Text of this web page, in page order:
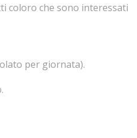
coloro che sono interessati
per giornata).